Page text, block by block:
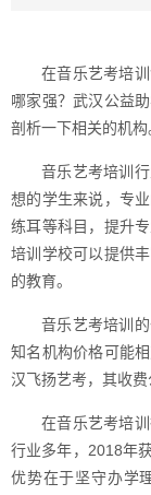
在音乐艺考培
哪家强？武汉公益
剖析一下相关的机构
音乐艺考培训
想的学生来说，专
练耳等科目，提升
培训学校可以提供
的教育。
音乐艺考培训
知名机构价格可能
汉飞扬艺考，其收费
在音乐艺考培
行业多年，2018年
优势在于坚守办学